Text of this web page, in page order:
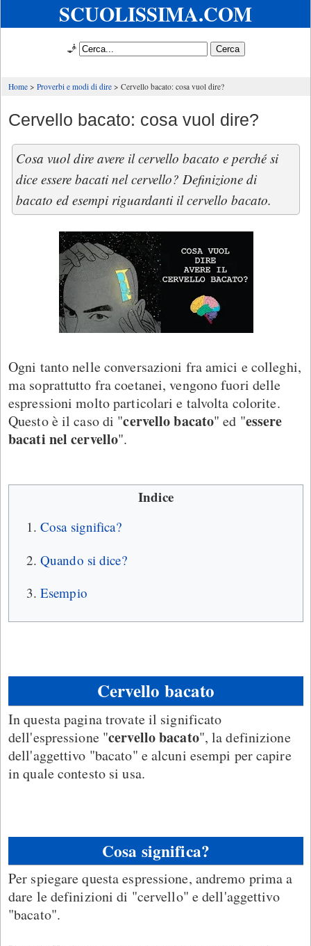
SCUOLISSIMA.COM
🧞
Home Proverbi e modi di dire Cervello bacato: cosa vuol dire?
Cervello bacato: cosa vuol dire?
Cosa vuol dire avere il cervello bacato e perché si
dice essere bacati nel cervello? Definizione di
bacato ed esempi riguardanti il cervello bacato.
Ogni tanto nelle conversazioni fra amici e colleghi,
ma soprattutto fra coetanei, vengono fuori delle
espressioni molto particolari e talvolta colorite.
Questo è il caso di "cervello bacato" ed "essere
bacati nel cervello".
Indice
Cosa significa?
Quando si dice?
Esempio
Cervello bacato
In questa pagina trovate il significato
dell'espressione "cervello bacato", la definizione
dell'aggettivo "bacato" e alcuni esempi per capire
in quale contesto si usa.
Cosa significa?
Per spiegare questa espressione, andremo prima a
dare le definizioni di "cervello" e dell'aggettivo
"bacato".